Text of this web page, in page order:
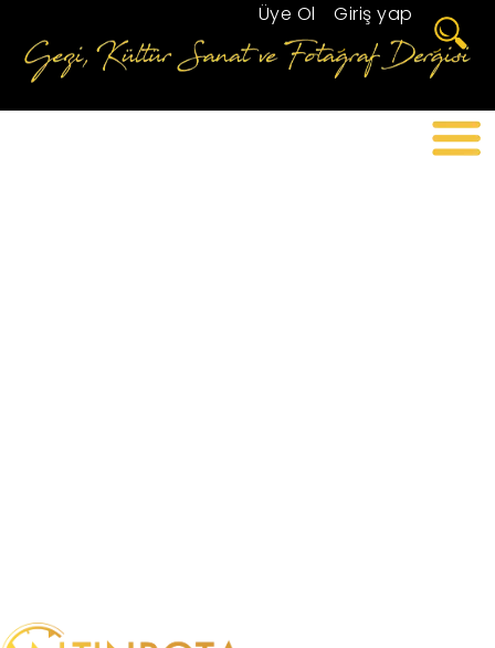
Üye Ol Giriş yap